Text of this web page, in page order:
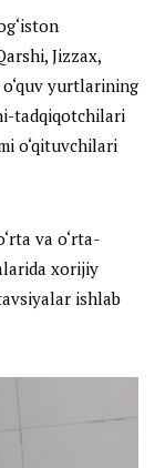
Jizzax,
yurtlarining
tadqiqotchilari
o‘qituvchilari
va o‘rta-
xorijiy
ishlab